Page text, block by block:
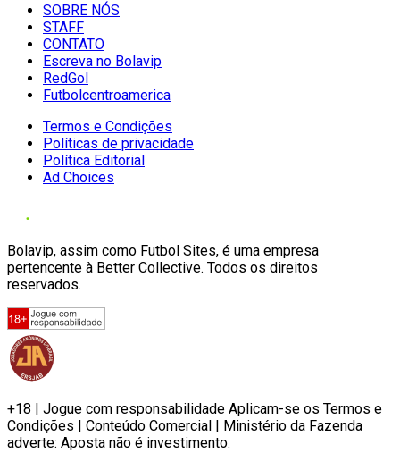
SOBRE NÓS
STAFF
CONTATO
Escreva no Bolavip
RedGol
Futbolcentroamerica
Termos e Condições
Políticas de privacidade
Política Editorial
Ad Choices
Bolavip, assim como Futbol Sites, é uma empresa
pertencente à Better Collective. Todos os direitos
reservados.
+18 | Jogue com responsabilidade Aplicam-se os Termos e
Condições | Conteúdo Comercial | Ministério da Fazenda
adverte: Aposta não é investimento.